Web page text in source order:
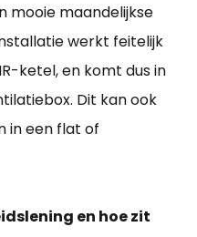
mooie maandelijkse
werkt feitelijk
ketel, en komt dus in
Dit kan ook
in een flat of
en hoe zit